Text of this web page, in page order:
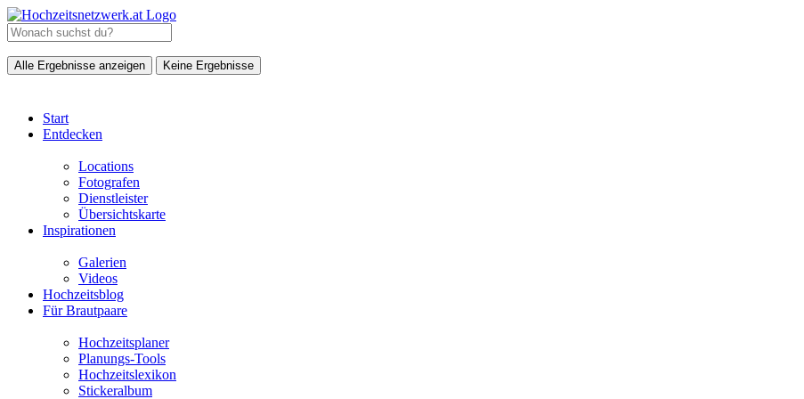
Alle Ergebnisse anzeigen Keine Ergebnisse
Start
Entdecken
Locations
Fotografen
Dienstleister
Übersichtskarte
Inspirationen
Galerien
Videos
Hochzeitsblog
Für Brautpaare
Hochzeitsplaner
Planungs-Tools
Hochzeitslexikon
Stickeralbum